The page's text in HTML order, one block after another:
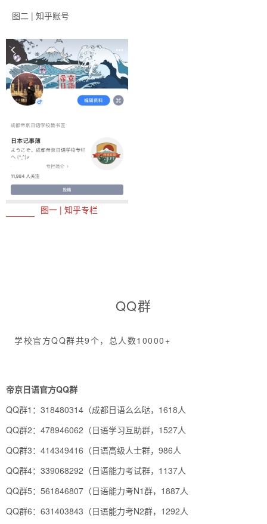
图二 | 知乎账号
图一 | 知乎专栏
QQ群
学校官方QQ群共9个，总人数10000+
帝京日语官方QQ群
QQ群1：318480314（成都日语么么哒，1618人
QQ群2：478946062（日语学习互助群，1527人
QQ群3：414349416（日语高级人士群，986人
QQ群4：339068292（日语能力考试群，1137人
QQ群5：561846807（日语能力考N1群，1887人
QQ群6：631403843（日语能力考N2群，1292人